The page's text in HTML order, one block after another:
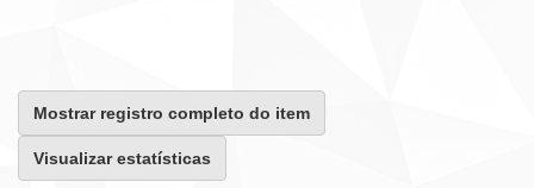
Mostrar registro completo do item
Visualizar estatísticas